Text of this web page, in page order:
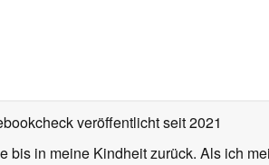
veröffentlichtseit 2021
bis in meine Kindheit zurück. Als ich